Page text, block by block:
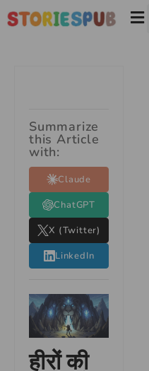
Summarize
this Article
with:
Claude
ChatGPT
X (Twitter)
LinkedIn
हीरों की